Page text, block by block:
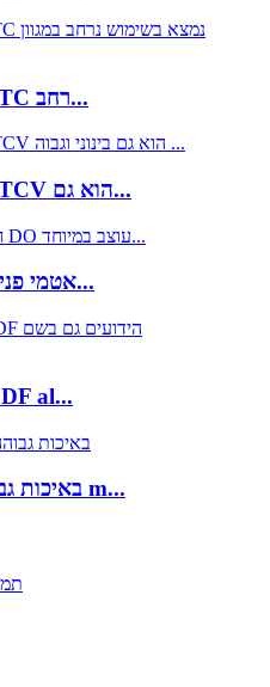
אטמי שמן רדיאלי TC רחב...
אטמי שמן רדיאלי TCV הוא גם...
אטמי פנים מכניים האם אני...
אטמי פנים מכניים DF al...
אטמי O-ring באיכות גבוהה m...